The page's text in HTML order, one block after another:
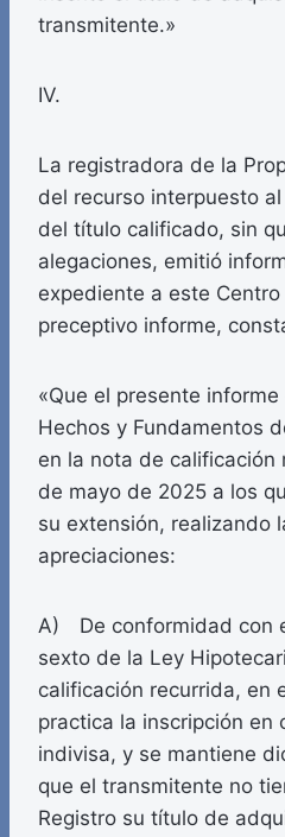
transmitente.»
IV.
La registradora de la
del recurso interpuesto
del título calificado, sin
alegaciones, emitió
expediente a este Centro
preceptivo informe,
«Que el presente
Hechos y Fundamentos
en la nota de calificación
de mayo de 2025 a los
su extensión, realizando
apreciaciones:
A) De conformidad con
sexto de la Ley
calificación recurrida, en
practica la inscripción en
indivisa, y se mantiene
que el transmitente no
Registro su título de